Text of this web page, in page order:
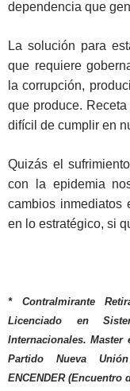
dependencia que
La solución para
que requiere
la corrupción,
que produce.
difícil de cumplir en
Quizás el
con la epidemia
cambios inmediatos
en lo estratégico, si
* Contralmirante
Licenciado en
Internacionales. Master
Partido Nueva
ENCENDER (Encuentro